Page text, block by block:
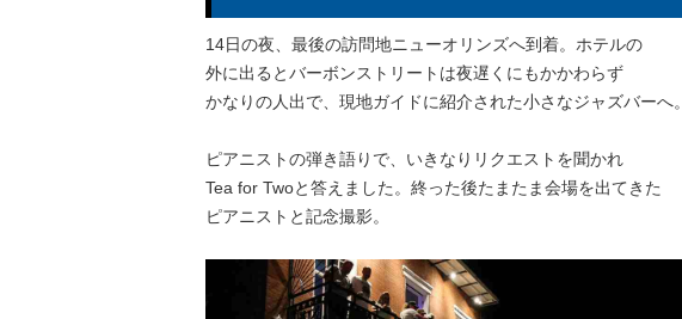
14日の夜、最後の訪問地ニューオリンズへ到着。ホテルの
外に出るとバーボンストリートは夜遅くにもかかわらず
かなりの人出で、現地ガイドに紹介された小さなジャズバーへ。
ピアニストの弾き語りで、いきなりリクエストを聞かれ
Tea for Twoと答えました。終った後たまたま会場を出てきた
ピアニストと記念撮影。